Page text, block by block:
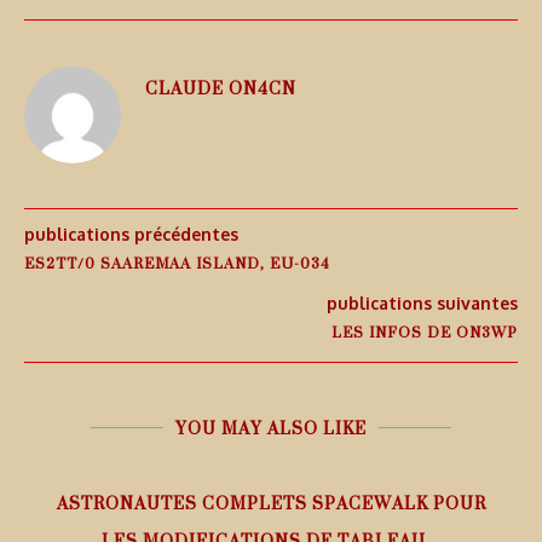
CLAUDE ON4CN
publications précédentes
ES2TT/0 SAAREMAA ISLAND, EU-034
publications suivantes
LES INFOS DE ON3WP
YOU MAY ALSO LIKE
ASTRONAUTES COMPLETS SPACEWALK POUR